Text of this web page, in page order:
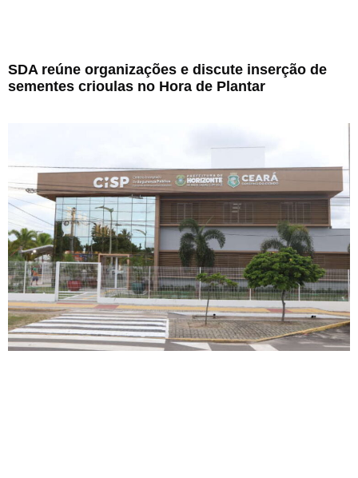
SDA reúne organizações e discute inserção de
sementes crioulas no Hora de Plantar